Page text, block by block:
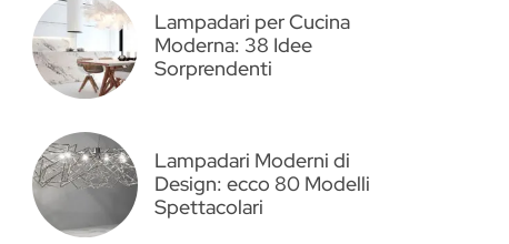
Lampadari per Cucina
Moderna: 38 Idee
Sorprendenti
Lampadari Moderni di
Design: ecco 80 Modelli
Spettacolari